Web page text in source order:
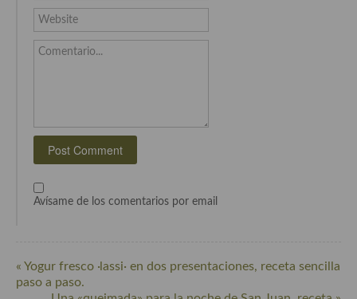
Cocina Asturiana
Cocina Balear
Cocina Castilla – La Mancha
Cocina Catalana
Cocina Madrileña
Website
Comentario...
Avísame de los comentarios por email
« Yogur fresco ·lassi· en dos presentaciones, receta sencilla
paso a paso.